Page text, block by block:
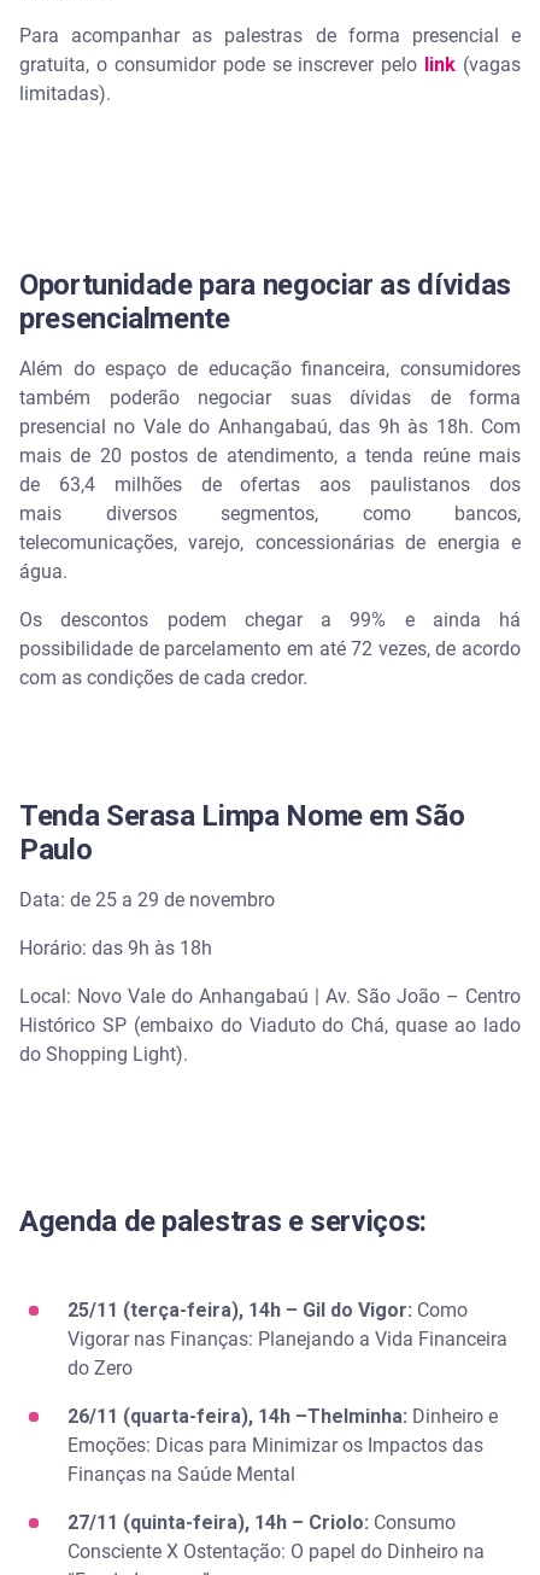
Para acompanhar as palestras de forma presencial e
gratuita, o consumidor pode se inscrever pelo link (vagas
limitadas).
Oportunidade para negociar as dívidas
presencialmente
Além do espaço de educação financeira, consumidores
também poderão negociar suas dívidas de forma
presencial no Vale do Anhangabaú, das 9h às 18h. Com
mais de 20 postos de atendimento, a tenda reúne mais
de 63,4 milhões de ofertas aos paulistanos dos
mais diversos segmentos, como bancos,
telecomunicações, varejo, concessionárias de energia e
água.
Os descontos podem chegar a 99% e ainda há
possibilidade de parcelamento em até 72 vezes, de acordo
com as condições de cada credor.
Tenda Serasa Limpa Nome em São
Paulo
Data: de 25 a 29 de novembro
Horário: das 9h às 18h
Local: Novo Vale do Anhangabaú | Av. São João – Centro
Histórico SP (embaixo do Viaduto do Chá, quase ao lado
do Shopping Light).
Agenda de palestras e serviços:
25/11 (terça-feira), 14h – Gil do Vigor: Como
Vigorar nas Finanças: Planejando a Vida Financeira
do Zero
26/11 (quarta-feira), 14h –Thelminha: Dinheiro e
Emoções: Dicas para Minimizar os Impactos das
Finanças na Saúde Mental
27/11 (quinta-feira), 14h – Criolo: Consumo
Consciente X Ostentação: O papel do Dinheiro na